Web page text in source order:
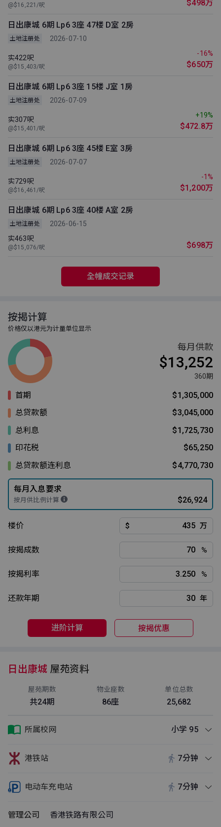
@$16,221/呎 $498万
日出康城 6期 Lp6 3座 47楼 D室 2房
土地注册处 2026-07-10
实422呎
@$15,403/呎
-16%
$650万
日出康城 6期 Lp6 3座 15楼 J室 1房
土地注册处 2026-07-09
实307呎
@$15,401/呎
+19%
$472.8万
日出康城 6期 Lp6 3座 45楼 E室 3房
土地注册处 2026-07-07
实729呎
@$16,461/呎
-1%
$1,200万
日出康城 6期 Lp6 3座 40楼 A室 2房
土地注册处
2026-06-15
实463呎
@$15,076/呎 $698万
全幢成交记录
按揭计算
价格仅以港元为计量单位显示
每月供款
$13,252
360期
首期
$1,305,000
总贷款额
$3,045,000
总利息
$1,725,730
印花税
$65,250
总贷款额连利息
$4,770,730
每月入息要求
按月供比例计算 $26,924
楼价 $ 万
按揭成数 %
按揭利率 %
还款年期 年
进阶计算 按揭优惠
日出康城 屋苑资料
屋苑期数
共24期
物业座数
86座
单位总数
25,682
所属校网 小学 95
港铁站 7分钟
电动车充电站 7分钟
管理公司
香港铁路有限公司